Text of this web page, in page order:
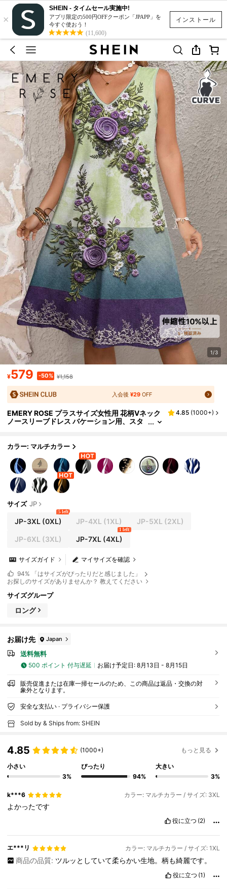
インストール
×
SHEIN - タイムセール実施中!
アプリ限定の500円OFFクーポン「JPAPP」を
今すぐ使おう！
(11,600)
1/3
¥579 -50% ¥1,158
入会後¥29 OFF
EMERY ROSE プラスサイズ女性用 花柄Vネック
ノースリーブドレス バケーション用、スタ
4.85 (1000+)
カラー: マルチカラー
サイズ JP
JP-3XL(0XL)
5 left
JP-4XL (1XL) JP-5XL (2XL)
JP-6XL (3XL) JP-7XL (4XL)
1 left
マイサイズを確認
サイズガイド
94% 「はサイズがぴったりだと感じました」
お探しのサイズがありませんか？ 教えてください
サイズグループ
ロング
お届け先 Japan
送料無料
500 ポイント 付与遅延 お届け予定日: 8月13日 - 8月15日
販売促進または在庫一掃セールのため、この商品は返品・交換の対
象外となります。
安全な支払い · プライバシー保護
Sold by & Ships from: SHEIN
4.85 (1000+) もっと見る
小さい
3%
ぴったり
94%
大きい
3%
k***6 カラー: マルチカラー / サイズ: 3XL
よかったです
役に立つ (2)
エ***リ カラー: マルチカラー / サイズ: 1XL
商品の品質: ツルッとしていて柔らかい生地。柄も綺麗です。
役に立つ (1)